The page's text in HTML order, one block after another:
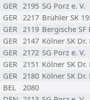
GER 2195 SG Porz e. V.
GER 2217 Brühler SK
GER 2119 Bergische SF
GER 2147 Kölner SK Dr.
GER 2172 SG Porz e. V.
GER 2151 Kölner SK Dr.
GER 2180 Kölner SK Dr.
BEL 2080